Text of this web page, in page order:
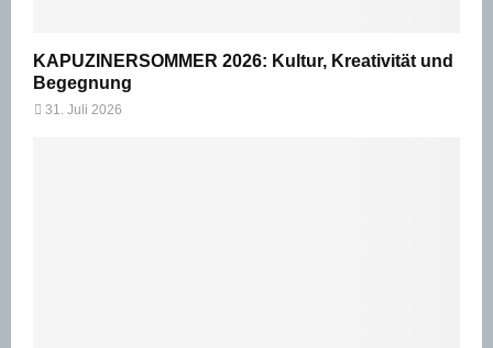
KAPUZINERSOMMER 2026: Kultur, Kreativität und
Begegnung
31. Juli 2026